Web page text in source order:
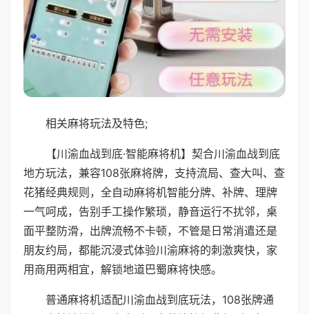
相关麻将玩法及特色;
【川渝血战到底·智能麻将机】契合川渝血战到底
地方玩法，兼容108张麻将牌，支持流局、查大叫、查
花猪经典规则，全自动麻将机智能分牌、补牌、理牌
一气呵成，告别手工操作繁琐，静音运行不扰邻，桌
面平整防滑，出牌流畅不卡顿，不管是日常消遣还是
朋友约局，都能沉浸式体验川渝麻将的刺激爽快，家
用商用两相宜，解锁地道巴蜀麻将快感。
普通麻将机适配川渝血战到底玩法，108张牌通